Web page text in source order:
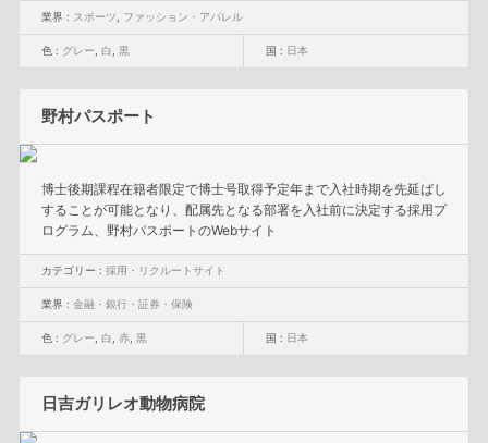
業界 : スポーツ ファッション・アパレル
色 : グレー 白 黒 国 : 日本
野村パスポート
博士後期課程在籍者限定で博士号取得予定年まで入社時期を先延ばし
することが可能となり、配属先となる部署を入社前に決定する採用プ
ログラム、野村パスポートのWebサイト
カテゴリー : 採用・リクルートサイト
業界 : 金融・銀行・証券・保険
色 : グレー 白 赤, 黒 国 : 日本
日吉ガリレオ動物病院